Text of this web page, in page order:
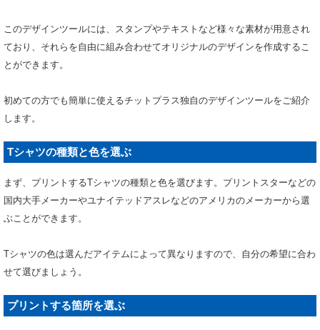
このデザインツールには、スタンプやテキストなど様々な素材が用意され
ており、それらを自由に組み合わせてオリジナルのデザインを作成するこ
とができます。
初めての方でも簡単に使えるチットプラス独自のデザインツールをご紹介
します。
Tシャツの種類と色を選ぶ
まず、プリントするTシャツの種類と色を選びます。プリントスターなどの
国内大手メーカーやユナイテッドアスレなどのアメリカのメーカーから選
ぶことができます。
Tシャツの色は選んだアイテムによって異なりますので、自分の希望に合わ
せて選びましょう。
プリントする箇所を選ぶ